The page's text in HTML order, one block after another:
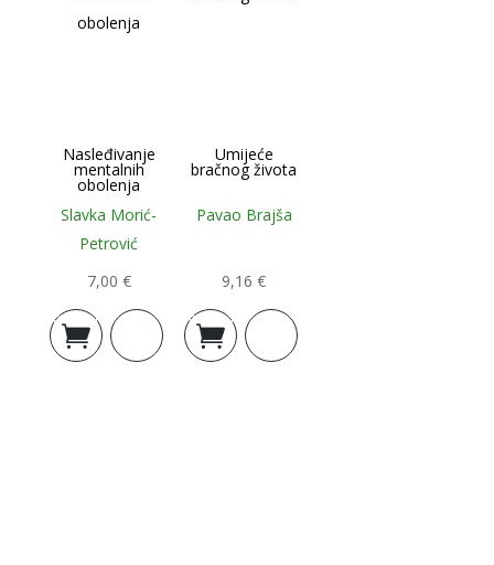
Nasleđivanje
mentalnih
obolenja
Slavka Morić-
Petrović
7,00 €
Dodaj u
košaricu
Umijeće
bračnog života
Pavao Brajša
9,16€
Dodaj u
košaricu